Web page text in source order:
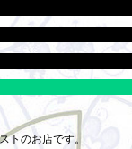
トのお店です。